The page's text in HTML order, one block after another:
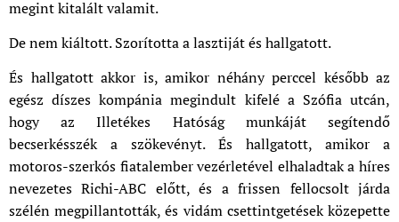
megint kitalált valamit.
De nem kiáltott. Szorította a lasztiját és hallgatott.
És hallgatott akkor is, amikor néhány perccel később az
egész díszes kompánia megindult kifelé a Szófia utcán,
hogy az Illetékes Hatóság munkáját segítendő
becserkésszék a szökevényt. És hallgatott, amikor a
motoros-szerkós fiatalember vezérletével elhaladtak a híres
nevezetes Richi-ABC előtt, és a frissen fellocsolt járda
szélén megpillantották, és vidám csettintgetések közepette